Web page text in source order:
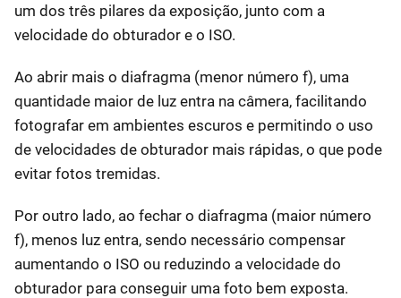
um dos três pilares da exposição, junto com a
velocidade do obturador e o ISO.
Ao abrir mais o diafragma (menor número f), uma
quantidade maior de luz entra na câmera, facilitando
fotografar em ambientes escuros e permitindo o uso
de velocidades de obturador mais rápidas, o que pode
evitar fotos tremidas.
Por outro lado, ao fechar o diafragma (maior número
f), menos luz entra, sendo necessário compensar
aumentando o ISO ou reduzindo a velocidade do
obturador para conseguir uma foto bem exposta.